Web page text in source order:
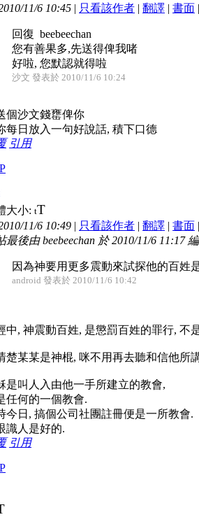
11/6 10:45 | 只看該作者 | 翻譯 | 書面
回復 beebeechan
您有善果多,先送得俾我啫
好啦, 您默認就得啦
沙文 發表於 2010/11/6 10:24
個沙文錢罋俾你
每日放入一句好說話, 積下口德
引用
大小: tT
11/6 10:49 | 只看該作者 | 翻譯 | 書面
最後由 beebeechan 於 2010/11/6 11:17
因為神要用更多震動來試探他的百姓
android 發表於 2010/11/6 10:42
中, 神震動百姓, 是懲罰百姓的罪行, 不
楚某某是神棍, 咪不用再去聽和信他所
是叫人入由他一手所建立的教會,
任何的一個教會.
今日, 搞個公司社團註冊便是一所教會.
識人是好的.
引用